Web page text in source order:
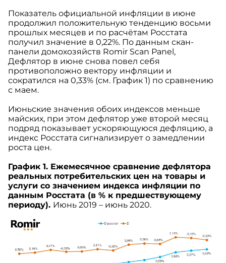
Показатель официальной инфляции в июне
продолжил положительную тенденцию восьми
прошлых месяцев и по расчётам Росстата
получил значение в 0,22%. По данным скан-
панели домохозяйств Romir Scan Panel,
Дефлятор в июне снова повел себя
противоположно вектору инфляции и
сократился на 0,33% (см. График 1) по сравнению
с маем.
Июньские значения обоих индексов меньше
майских, при этом дефлятор уже второй месяц
подряд показывает ускоряющуюся дефляцию, а
индекс Росстата сигнализирует о замедлении
роста цен.
График 1. Ежемесячное сравнение дефлятора
реальных потребительских цен на товары и
услуги со значением индекса инфляции по
данным Росстата (в % к предшествующему
периоду). Июнь 2019 – июнь 2020.